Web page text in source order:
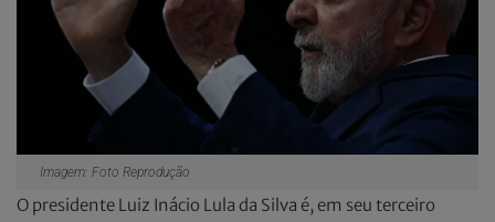
Imagem: Foto Reprodução
O presidente Luiz Inácio Lula da Silva é, em seu terceiro